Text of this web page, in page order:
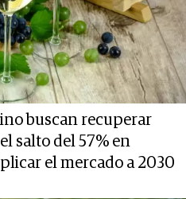
buscan recuperar
salto del 57% en
el mercado a 2030